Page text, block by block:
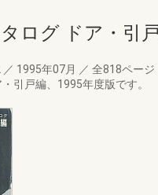
ログ ドア・引
／ 1995年07月 ／ 全818ページ
引戸編、1995年度版です。